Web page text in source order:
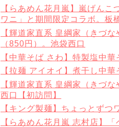
【らあめん花月嵐】嵐げん
ワニ」と期間限定コラボ。板
【輝道家直系 皇綱家（きづ
（850円）。池袋西口
【中華そば さわ】特製塩中
【拉麺 アイオイ】煮干し中
【輝道家直系 皇綱家（きづ
西口【初訪問】
【キング製麺】ちょっとず
【らあめん花月嵐 志村店】